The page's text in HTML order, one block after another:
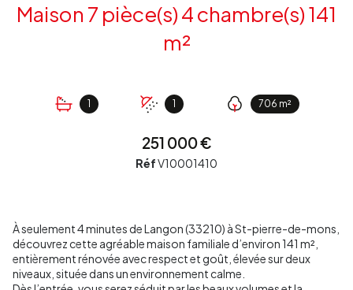
Maison 7 pièce(s) 4 chambre(s) 141
m²
1 1 706 m²
251 000 €
RéfV10001410
À seulement 4 minutes de Langon (33210) à St-pierre-de-mons,
découvrez cette agréable maison familiale d’environ 141 m²,
entièrement rénovée avec respect et goût, élevée sur deux
niveaux, située dans un environnement calme.